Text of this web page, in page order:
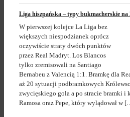
Liga hiszpańska – typy bukmacherskie
W pierwszej kolejce La Liga bez
większych niespodzianek oprócz
oczywiście straty dwóch punktów
przez Real Madryt. Los Blancos
tylko zremisowali na Santiago
Bernabeu z Valencią 1:1. Bramkę dla
aż 20 sytuacji podbramkowych
zwycięskiego gola a po stracie bramki i
Ramosa oraz Pepe, który wylądował w